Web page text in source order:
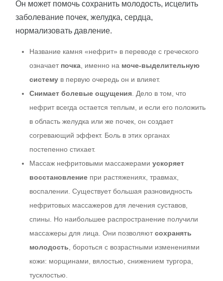
Он может помочь сохранить молодость, исцелить
заболевание почек, желудка, сердца,
нормализовать давление.
Название камня «нефрит» в переводе с греческого
означает почка , именно на моче-выделительную
систему в первую очередь он и влияет.
Снимает болевые ощущения . Дело в том, что
нефрит всегда остается теплым, и если его положить
в область желудка или же почек, он создает
согревающий эффект. Боль в этих органах
постепенно стихает.
Массаж нефритовыми массажерами ускоряет
восстановление при растяжениях, травмах,
воспалении. Существует большая разновидность
нефритовых массажеров для лечения суставов,
спины. Но наибольшее распространение получили
массажеры для лица. Они позволяют сохранять
молодость , бороться с возрастными изменениями
кожи: морщинами, вялостью, снижением тургора,
тусклостью.